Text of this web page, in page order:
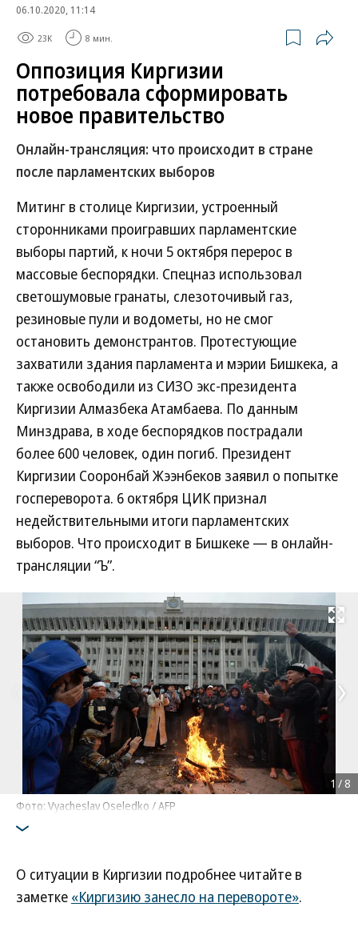
06.10.2020, 11:14
23K 8 мин.
Оппозиция Киргизии
потребовала сформировать
новое правительство
Онлайн-трансляция: что происходит в стране
после парламентских выборов
Митинг в столице Киргизии, устроенный
сторонниками проигравших парламентские
выборы партий, к ночи 5 октября перерос в
массовые беспорядки. Спецназ использовал
светошумовые гранаты, слезоточивый газ,
резиновые пули и водометы, но не смог
остановить демонстрантов. Протестующие
захватили здания парламента и мэрии Бишкека, а
также освободили из СИЗО экс-президента
Киргизии Алмазбека Атамбаева. По данным
Минздрава, в ходе беспорядков пострадали
более 600 человек, один погиб. Президент
Киргизии Сооронбай Жээнбеков заявил о попытке
госпереворота. 6 октября ЦИК признал
недействительными итоги парламентских
выборов. Что происходит в Бишкеке — в онлайн-
трансляции “Ъ”.
Развернуть
Фото: Vyacheslav Oseledko / AFP
1 / 8
О ситуации в Киргизии подробнее читайте в
заметке «Киргизию занесло на перевороте».